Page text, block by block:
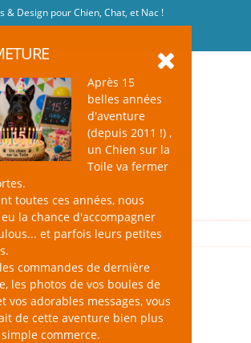
& Design pour Chien, Chat, et Nac !
Après 15
belles années
d'aventure
(depuis 2011 !) ,
un Chien sur la
Toile va fermer
toutes ces années, nous
la chance d'accompagner
et parfois leurs petites
commandes de dernière
les photos de vos boules de
vos adorables messages, vous
de cette aventure bien plus
commerce.